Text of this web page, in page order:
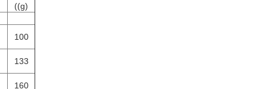
((g)
100
133
160